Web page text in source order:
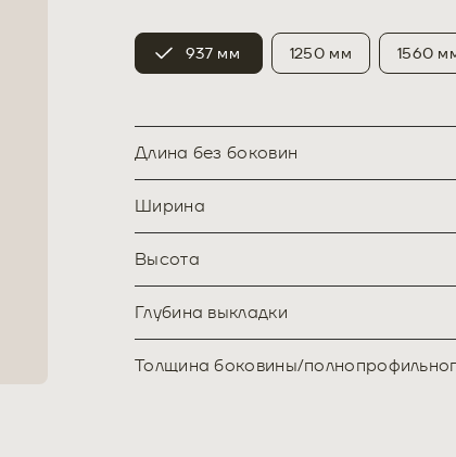
937 мм 1250 мм 1560
Длина без боковин
Ширина
Высота
Глубина выкладки
Толщина боковины/